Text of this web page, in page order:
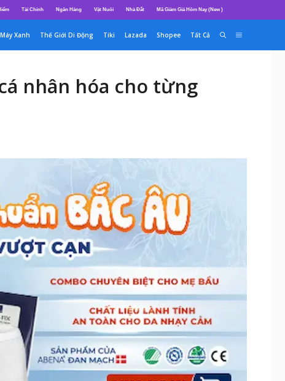
Tài Chính Ngân Hàng Vật Nuôi Nhà Đất Mã Giảm Giá Hôm Nay (New )
Xanh Thế Giới Di Động Tiki Lazada Shopee Tất Cả
nhân hóa cho từng